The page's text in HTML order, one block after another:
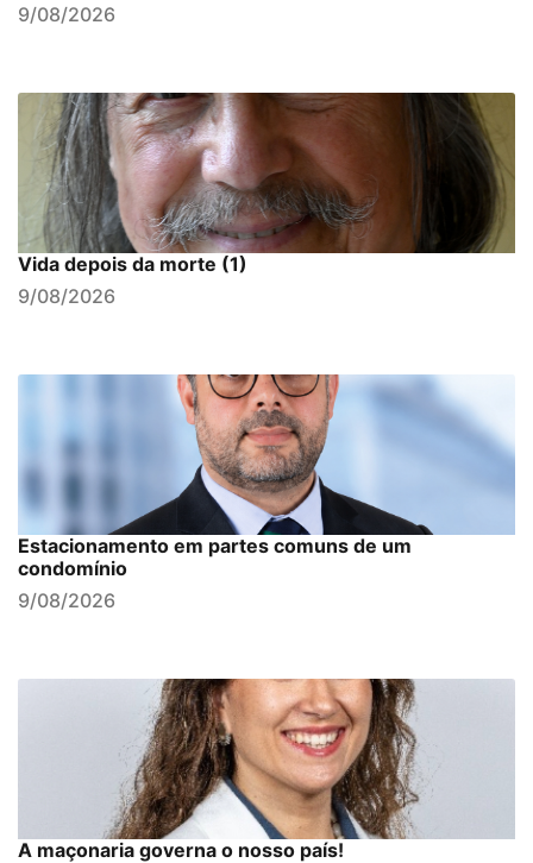
9/08/2026
Vida depois da morte (1)
9/08/2026
Estacionamento em partes comuns de um
condomínio
9/08/2026
A maçonaria governa o nosso país!